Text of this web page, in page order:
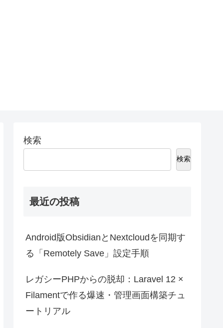
検索
検索
最近の投稿
Android版ObsidianとNextcloudを同期す
る「Remotely Save」設定手順
レガシーPHPからの脱却：Laravel 12 ×
Filamentで作る爆速・管理画面構築チュ
ートリアル